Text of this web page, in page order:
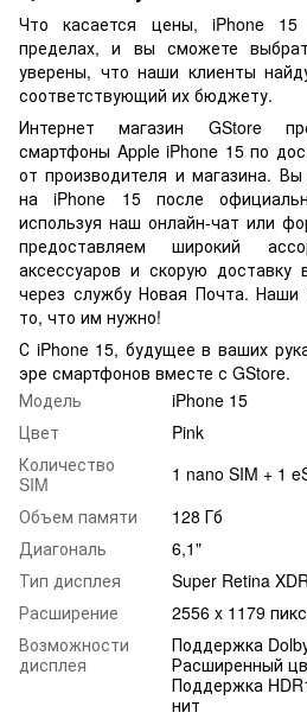
Что касается цены, iPhone 15
пределах, и вы сможете
уверены, что наши клиенты
соответствующий их бюджету.
Интернет магазин GStore
смартфоны Apple iPhone 15 по
от производителя и магазина.
на iPhone 15 после
используя наш онлайн-чат или
предоставляем широкий
аксессуаров и скорую доставку
через службу Новая Почта. Наши
то, что им нужно!
С iPhone 15, будущее в ваших
эре смартфонов вместе с GStore.
Модель
iPhone 15
Цвет
Pink
Количество
SIM
1 nano SIM + 1
Объем памяти
128 Гб
Диагональ
6,1"
Тип дисплея
Super Retina
Расширение
2556 x 1179
Возможности
дисплея
Поддержка
Расширенный
Поддержка
нит